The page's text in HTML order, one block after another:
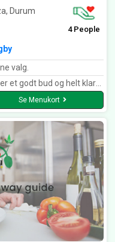
Durum
4 People
valg.
pizza'er til rimelige priser og super hurtig udbringning :)
Se Menukort